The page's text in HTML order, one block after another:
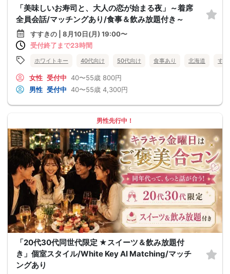
「美味しいお寿司と、大人の恋が始まる夜」～着席
全員会話/マッチングあり/食事＆飲み放題付き～
すすきの | 8月10日(月) 19:00〜
受付終了まで23時間
ホワイトキー 40代向け 50代向け 食事あり 北海道 す
女性 受付中 40〜55歳 800円
男性 受付中 40〜55歳 4,300円
男性先行中！
「20代30代同世代限定 ★スイーツ＆飲み放題付
き」個室スタイル/White Key AI Matching/マッチ
ングあり